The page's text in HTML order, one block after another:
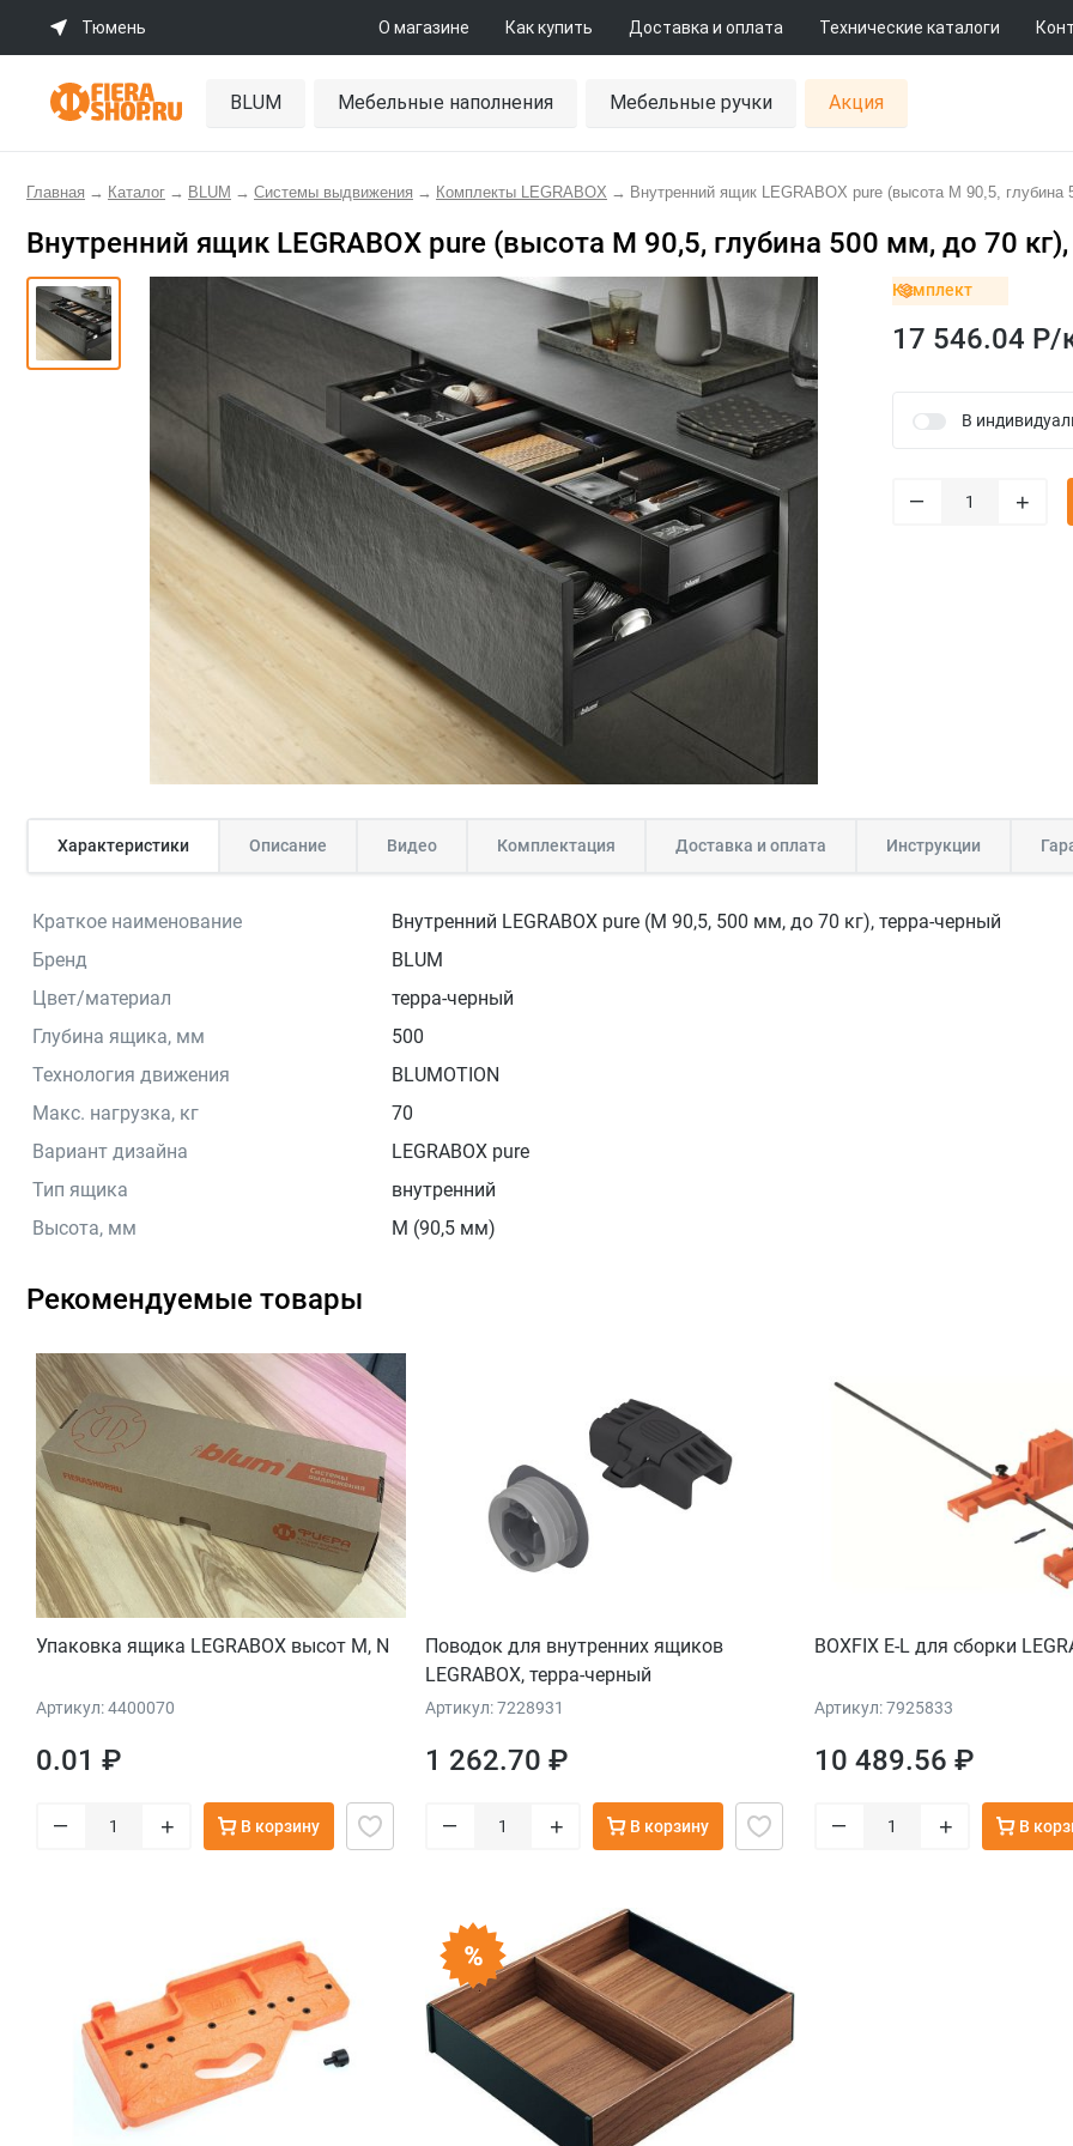
Тюмень О магазине Как купить Доставка и оплата Технические каталоги
BLUM Мебельные наполнения Мебельные ручки Акция
Главная → Каталог → BLUM → Системы выдвижения → Комплекты LEGRABOX → Внутренний ящик LEGRABOX pure (высота M 90,5, глубина
Внутренний ящик LEGRABOX pure (высота M 90,5, глубина 500 мм, до 70
Комплект
17 546.04 Р/
В
– +
Характеристики Описание Видео Комплектация Доставка и оплата Инструкции
Краткое наименование
Внутренний LEGRABOX pure (M 90,5, 500 мм, до 70 кг), терра-черный
Бренд
BLUM
Цвет/материал
терра-черный
Глубина ящика, мм
500
Технология движения
BLUMOTION
Макс. нагрузка, кг
70
Вариант дизайна
LEGRABOX pure
Тип ящика
внутренний
Высота, мм
M (90,5 мм)
Рекомендуемые товары
Упаковка ящика LEGRABOX высот M, N
Артикул: 4400070
0.01 ₽
– + В корзину
Поводок для внутренних ящиков
LEGRABOX, терра-черный
Артикул: 7228931
1 262.70 ₽
– + В корзину
BOXFIX E-L для сборки
Артикул: 7925833
10 489.56 ₽
– + В